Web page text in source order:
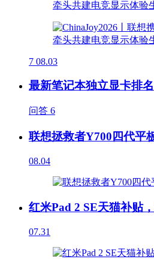
7 08.03
最新笔记本独立显卡排名
问答 6
联想拯救者Y700四代平
08.04
红米Pad 2 SE天猫补贴
07.31